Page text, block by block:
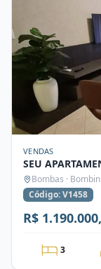
VENDAS
SEU
Bombas ·
Código: V1458
R$
3